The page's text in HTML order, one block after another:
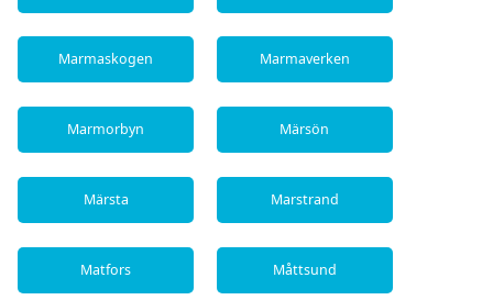
Marmaskogen Marmaverken
Marmorbyn Märsön
Märsta Marstrand
Matfors Måttsund